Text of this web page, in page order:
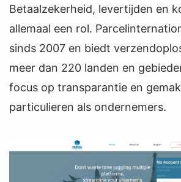
Betaalzekerheid, levertijden en
allemaal een rol.
sinds 2007 en biedt
meer dan 220 landen en
focus op transparantie en
particulieren als ondernemers.